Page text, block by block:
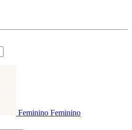
Feminino Feminino